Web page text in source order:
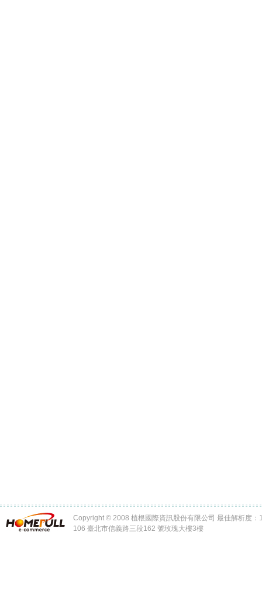
Copyright © 2008 植根國際資訊股份有限公司 最佳解析度：
106 臺北市信義路三段162 號玫瑰大樓3樓